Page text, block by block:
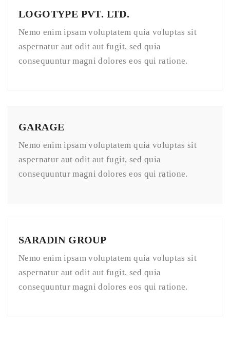
LOGOTYPE PVT. LTD.
Nemo enim ipsam voluptatem quia voluptas sit
aspernatur aut odit aut fugit, sed quia
consequuntur magni dolores eos qui ratione.
GARAGE
Nemo enim ipsam voluptatem quia voluptas sit
aspernatur aut odit aut fugit, sed quia
consequuntur magni dolores eos qui ratione.
SARADIN GROUP
Nemo enim ipsam voluptatem quia voluptas sit
aspernatur aut odit aut fugit, sed quia
consequuntur magni dolores eos qui ratione.